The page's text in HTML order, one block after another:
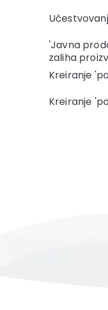
'Javna
zaliha
Kreiranje
Kreiranje